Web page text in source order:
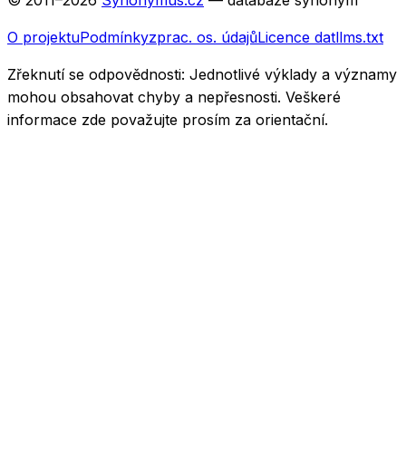
O projektuPodmínkyzprac. os. údajůLicence datllms.txt
Zřeknutí se odpovědnosti: Jednotlivé výklady a významy
mohou obsahovat chyby a nepřesnosti. Veškeré
informace zde považujte prosím za orientační.